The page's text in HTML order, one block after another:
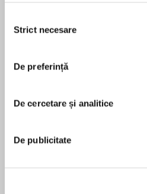
consimțământului
Strict necesare
De preferință
De cercetare și analitice
De publicitate
superstition from Lisa Hall…
‘Creepy, atmospheric,
MAI MULT
pentru această carte